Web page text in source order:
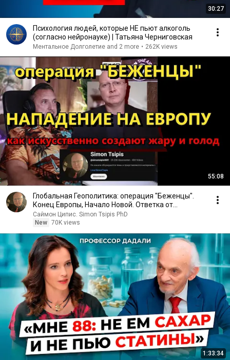
30:27
Психология людей, которые НЕ пьют алкоголь
(согласно нейронауке) | Татьяна Черниговская
Ментальное Долголетие and 2 more • 262K views
55:08
Глобальная Геополитика: операция "Беженцы".
Конец Европы, Начало Новой. Ответка от
Нетаниягу?
Саймон Ципис. Simon Tsipis PhD
New 70K views
1:33:34